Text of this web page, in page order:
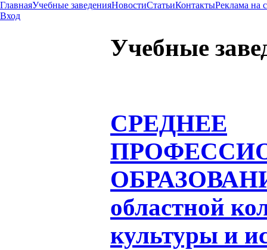
ГлавнаяУчебные заведенияНовостиСтатьиКонтактыРеклама на
Вход
Учебные
СРЕДНЕЕ
областной
культуры и